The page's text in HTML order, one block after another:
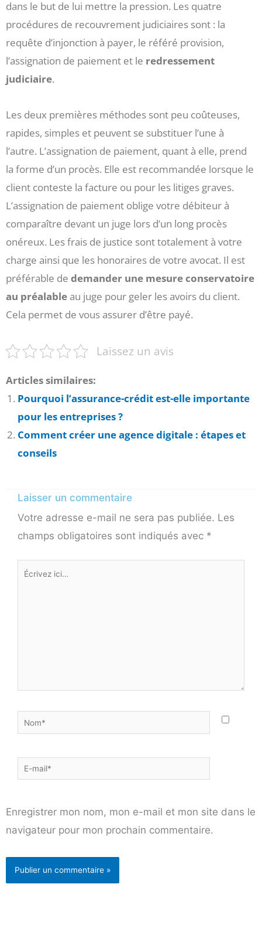
dans le but de lui mettre la pression. Les quatre
procédures de recouvrement judiciaires sont : la
requête d’injonction à payer, le référé provision,
l’assignation de paiement et le redressement
judiciaire.
Les deux premières méthodes sont peu coûteuses,
rapides, simples et peuvent se substituer l’une à
l’autre. L’assignation de paiement, quant à elle, prend
la forme d’un procès. Elle est recommandée lorsque le
client conteste la facture ou pour les litiges graves.
L’assignation de paiement oblige votre débiteur à
comparaître devant un juge lors d’un long procès
onéreux. Les frais de justice sont totalement à votre
charge ainsi que les honoraires de votre avocat. Il est
préférable de demander une mesure conservatoire
au préalableau juge pour geler les avoirs du client.
Cela permet de vous assurer d’être payé.
Laissez un avis
Articles similaires:
Pourquoi l’assurance-crédit est-elle importante
pour les entreprises ?
Comment créer une agence digitale : étapes et
conseils
Laisser un commentaire
Votre adresse e-mail ne sera pas publiée. Les
champs obligatoires sont indiqués avec *
Écrivez
Nom*
E-
mail*
Enregistrer mon nom, mon e-mail et mon site dans le
navigateur pour mon prochain commentaire.